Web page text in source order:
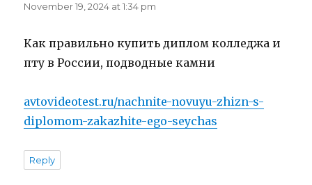
November 19, 2024 at 1:34 pm
Как правильно купить диплом колледжа и
пту в России, подводные камни
avtovideotest.ru/nachnite-novuyu-zhizn-s-
diplomom-zakazhite-ego-seychas
Reply